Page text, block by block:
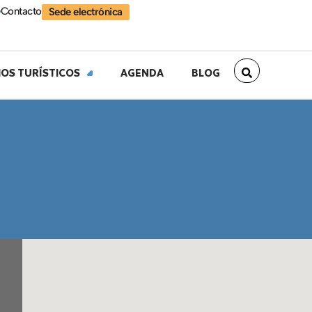
Contacto Sede electrónica
TURÍSTICOS AGENDA BLOG